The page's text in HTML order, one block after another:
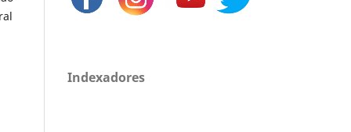
Indexadores